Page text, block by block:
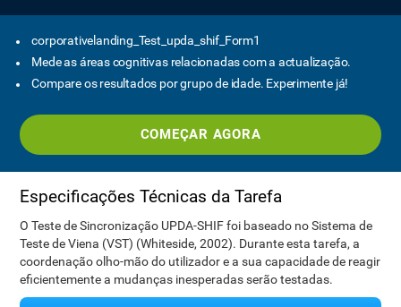
corporativelanding_Test_upda_shif_Form1
Mede as áreas cognitivas relacionadas com a actualização.
Compare os resultados por grupo de idade. Experimente já!
COMEÇAR AGORA
Especificações Técnicas da Tarefa
O Teste de Sincronização UPDA-SHIF foi baseado no Sistema de
Teste de Viena (VST) (Whiteside, 2002). Durante esta tarefa, a
coordenação olho-mão do utilizador e a sua capacidade de reagir
eficientemente a mudanças inesperadas serão testadas.